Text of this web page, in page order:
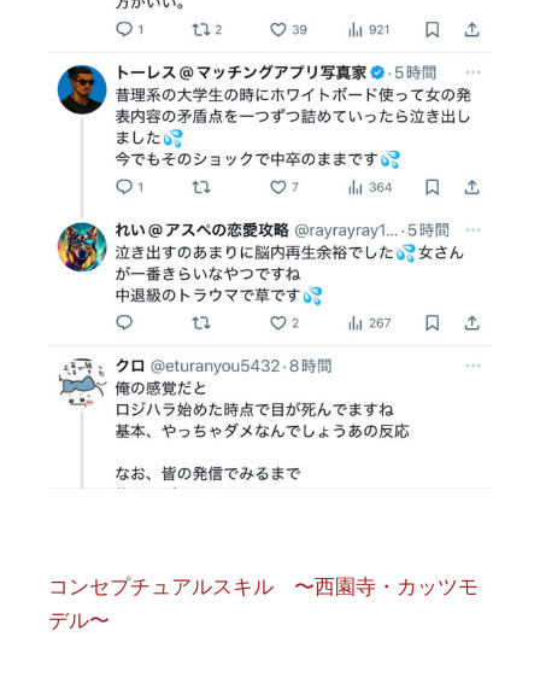
コンセプチュアルスキル 〜西園寺・カッツモ
デル〜